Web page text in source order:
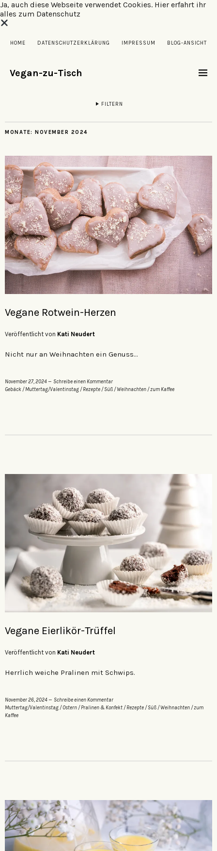
Ja, auch diese Webseite verwendet Cookies. Hier erfahrt ihr
alles zum Datenschutz
HOME DATENSCHUTZERKLÄRUNG IMPRESSUM BLOG-ANSICHT
Vegan-zu-Tisch
FILTERN
MONATE: NOVEMBER 2024
Vegane Rotwein-Herzen
Veröffentlicht von Kati Neudert
Nicht nur an Weihnachten ein Genuss…
November 27, 2024
Schreibe einen Kommentar
Gebäck /Muttertag/Valentinstag /Rezepte /Süß /Weihnachten /zum Kaffee
Vegane Eierlikör-Trüffel
Veröffentlicht von Kati Neudert
Herrlich weiche Pralinen mit Schwips.
November 26, 2024
Schreibe einen Kommentar
Muttertag/Valentinstag /Ostern /Pralinen & Konfekt /Rezepte /Süß /Weihnachten /zum
Kaffee